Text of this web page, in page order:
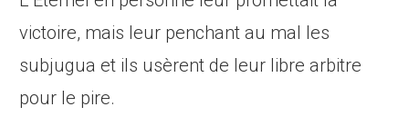
victoire, mais leur penchant au mal les
subjugua et ils usèrent de leur libre arbitre
pour le pire.